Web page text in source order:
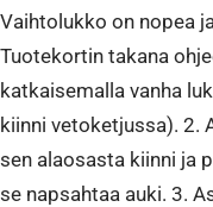
Vaihtolukko on nopea
Tuotekortin takana
katkaisemalla vanha
kiinni vetoketjussa). 2.
sen alaosasta kiinni ja
se napsahtaa auki. 3.